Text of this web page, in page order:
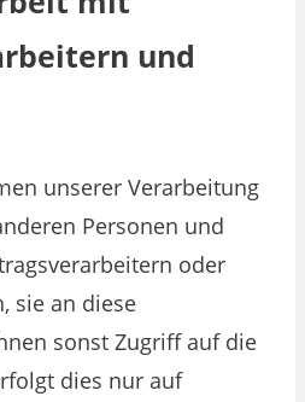
und
unserer Verarbeitung
Personen und
oder
sie an diese
sonst Zugriff auf die
dies nur auf